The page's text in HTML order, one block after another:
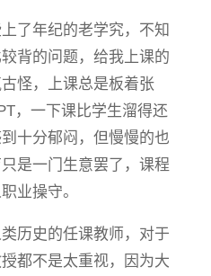
了年纪的老学究，不知
背的问题，给我上课的
怪，上课总是板着张
，一下课比学生溜得还
十分郁闷，但慢慢的也
是一门生意罢了，课程
业操守。
历史的任课教师，对于
都不是太重视，因为大